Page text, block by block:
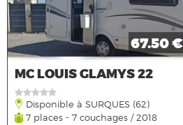
67.50 €
MC LOUIS GLAMYS 22
Disponible à SURQUES (62)
7 places - 7 couchages / 2018